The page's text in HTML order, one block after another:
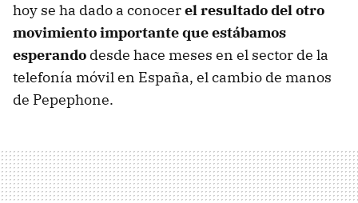
hoy se ha dado a conocerel resultado del otro
movimiento importante que estábamos
esperando desde hace meses en el sector de la
telefonía móvil en España, el cambio de manos
de Pepephone.